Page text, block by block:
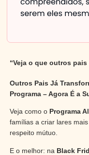
“Veja o que outros
Outros Pais Já
Programa – Agora É a
Veja como o Programa
famílias a criar lares
respeito mútuo.
E o melhor: na Black